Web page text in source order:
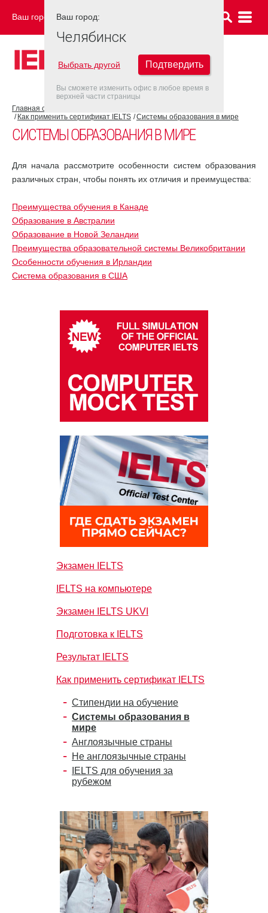
Ваш город: ЧЕЛЯБИНСК
Главная страница
Как применить сертификат IELTS
Системы образования в мире
СИСТЕМЫ ОБРАЗОВАНИЯ В МИРЕ
Для начала рассмотрите особенности систем образования
различных стран, чтобы понять их отличия и преимущества:
Преимущества обучения в Канаде
Образование в Австралии
Образование в Новой Зеландии
Преимущества образовательной системы Великобритании
Особенности обучения в Ирландии
Система образования в США
Экзамен IELTS
IELTS на компьютере
Экзамен IELTS UKVI
Подготовка к IELTS
Результат IELTS
Как применить сертификат IELTS
Стипендии на обучение
Системы образования в
мире
Англоязычные страны
Не англоязычные страны
IELTS для обучения за
рубежом
Ваш город:
Челябинск
Выбрать другой Подтвердить
Вы сможете изменить офис в любое время в
верхней части страницы